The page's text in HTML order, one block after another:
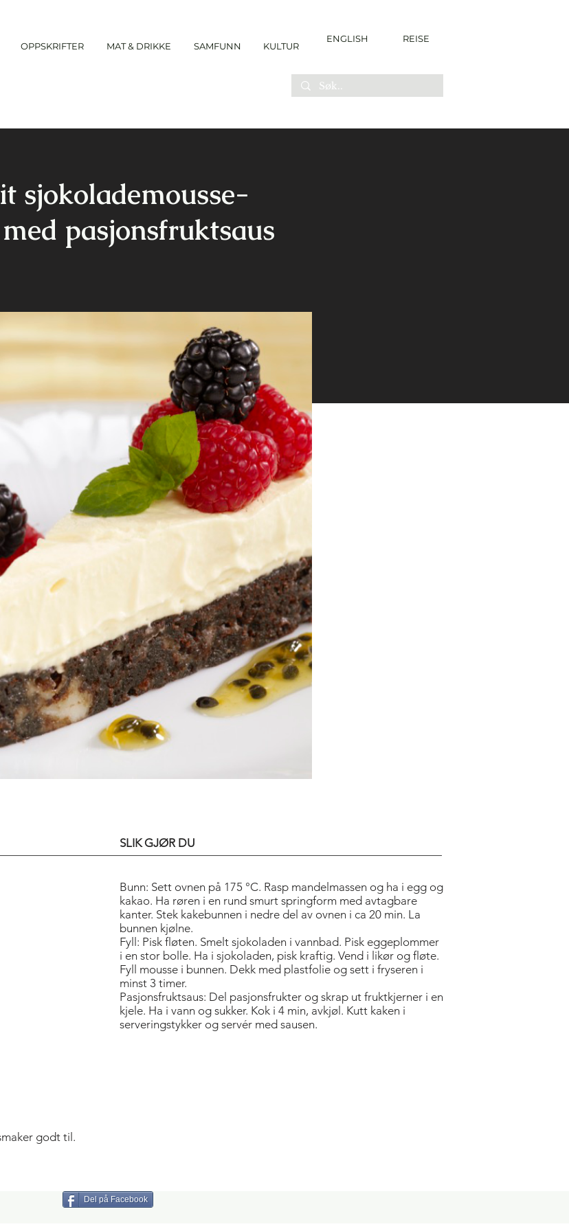
OPPSKRIFTER MAT & DRIKKE SAMFUNN KULTUR
ENGLISH REISE
sjokolademousse-
pasjonsfruktsaus
SLIK GJØR DU
Bunn: Sett ovnen på 175 °C. Rasp mandelmassen og ha i egg og
kakao. Ha røren i en rund smurt springform med avtagbare
kanter. Stek kakebunnen i nedre del av ovnen i ca 20 min. La
bunnen kjølne.
Fyll: Pisk fløten. Smelt sjokoladen i vannbad. Pisk eggeplommer
i en stor bolle. Ha i sjokoladen, pisk kraftig. Vend i likør og fløte.
Fyll mousse i bunnen. Dekk med plastfolie og sett i fryseren i
minst 3 timer.
Pasjonsfruktsaus: Del pasjonsfrukter og skrap ut fruktkjerner i en
kjele. Ha i vann og sukker. Kok i 4 min, avkjøl. Kutt kaken i
serveringstykker og servér med sausen.
godt til.
Del på Facebook